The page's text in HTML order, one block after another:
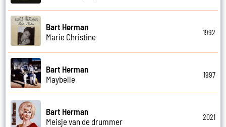
Bart Herman
Marie Christine
1992
Bart Herman
Maybelle
1997
Bart Herman
Meisje van de drummer
2021